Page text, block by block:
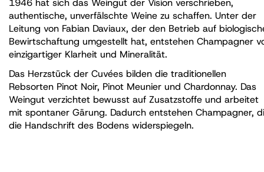
authentische, unverfälschte Weine zu schaffen. Unter der
Leitung von Fabian Daviaux, der den Betrieb auf
Bewirtschaftung umgestellt hat, entstehen Champagner
einzigartiger Klarheit und Mineralität.
Das Herzstück der Cuvées bilden die traditionellen
Rebsorten Pinot Noir, Pinot Meunier und Chardonnay. Das
Weingut verzichtet bewusst auf Zusatzstoffe und arbeitet
mit spontaner Gärung. Dadurch entstehen Champagner,
die Handschrift des Bodens widerspiegeln.